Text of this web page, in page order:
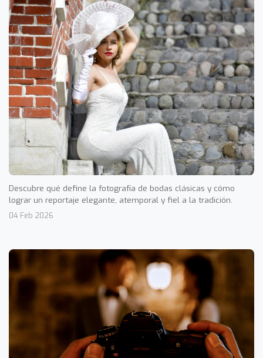
Descubre qué define la fotografía de bodas clásicas y cómo
lograr un reportaje elegante, atemporal y fiel a la tradición.
04 Feb 2026